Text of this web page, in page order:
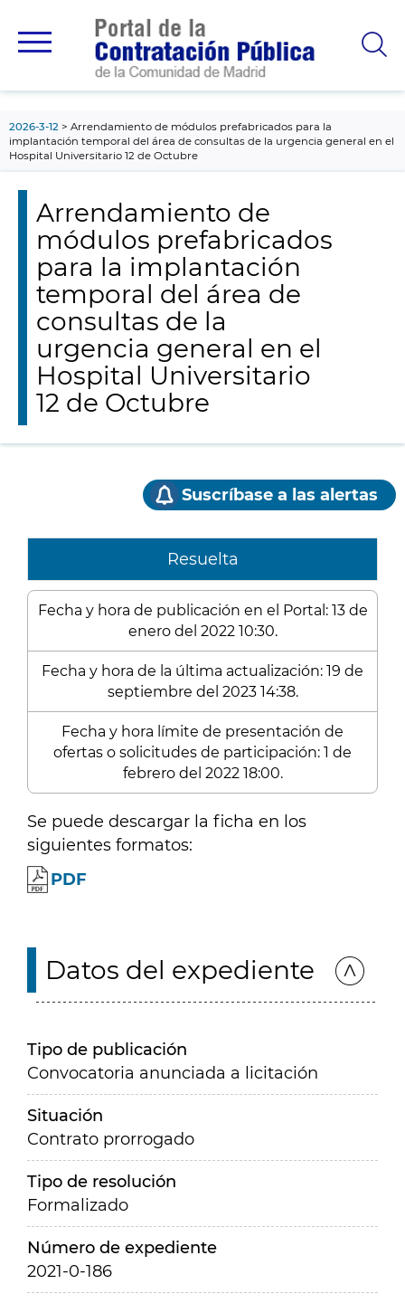
principal
2026-3-12
Arrendamiento de módulos prefabricados para la
implantación temporal del área de consultas de la urgencia general en el
Hospital Universitario 12 de Octubre
Arrendamiento de
módulos prefabricados
para la implantación
temporal del área de
consultas de la
urgencia general en el
Hospital Universitario
12 de Octubre
Suscríbase a las alertas
Resuelta
Fecha y hora de publicación en el Portal: 13 de
enero del 2022 10:30.
Fecha y hora de la última actualización: 19 de
septiembre del 2023 14:38.
Fecha y hora límite de presentación de
ofertas o solicitudes de participación: 1 de
febrero del 2022 18:00.
Se puede descargar la ficha en los
siguientes formatos:
PDF
Datos del expediente
Tipo de publicación
Convocatoria anunciada a licitación
Situación
Contrato prorrogado
Tipo de resolución
Formalizado
Número de expediente
2021-0-186